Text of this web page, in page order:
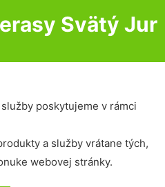
Svätý Jur
poskytujeme v rámci
a služby vrátane tých,
webovej stránky.